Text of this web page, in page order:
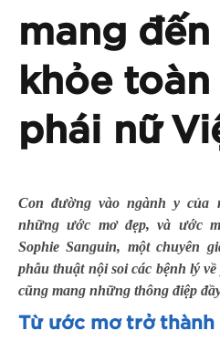
mang
khỏe
phái nữ
Con đường vào ngành y của
những ước mơ đẹp, và ước
Sophie Sanguin, một chuyên
phẫu thuật nội soi các bệnh lý
cũng mang những thông điệp
Từ ước mơ trở thành